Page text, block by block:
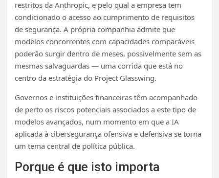
restritos da Anthropic, e pelo qual a empresa tem
condicionado o acesso ao cumprimento de requisitos
de segurança. A própria companhia admite que
modelos concorrentes com capacidades comparáveis
poderão surgir dentro de meses, possivelmente sem as
mesmas salvaguardas — uma corrida que está no
centro da estratégia do Project Glasswing.
Governos e instituições financeiras têm acompanhado
de perto os riscos potenciais associados a este tipo de
modelos avançados, num momento em que a IA
aplicada à cibersegurança ofensiva e defensiva se torna
um tema central de política pública.
Porque é que isto importa